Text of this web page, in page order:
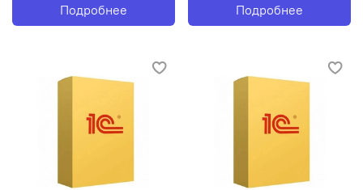
Подробнее
Подробнее